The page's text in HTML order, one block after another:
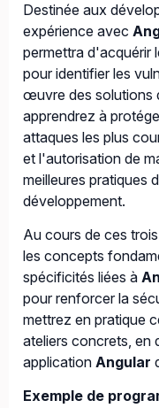
Destinée aux
expérience avec
permettra d'acquérir
pour identifier les
œuvre des solutions
apprendrez à
attaques les plus
et l'autorisation de
meilleures pratiques
développement.
Au cours de ces
les concepts
spécificités liées à
pour renforcer la
mettrez en pratique
ateliers concrets, en
application Angular
Exemple de